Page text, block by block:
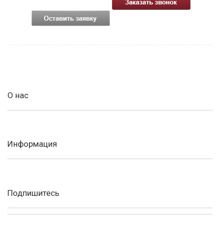
О нас
Информация
Подпишитесь